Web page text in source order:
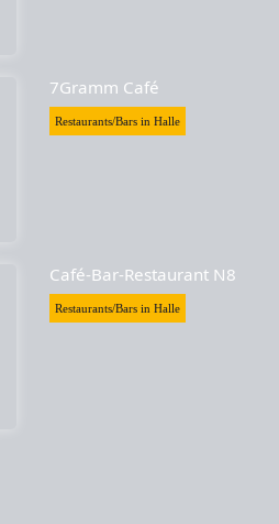
7Gramm Café
Restaurants/Bars in Halle
Café-Bar-Restaurant N8
Restaurants/Bars in Halle